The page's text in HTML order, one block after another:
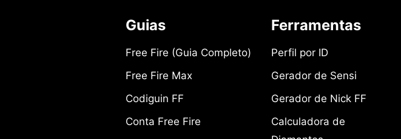
Guias
Free Fire (Guia Completo)
Free Fire Max
Codiguin FF
Conta Free Fire
Ferramentas
Perfil por ID
Gerador de Sensi
Gerador de Nick FF
Calculadora de